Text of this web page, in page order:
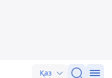
Қаз